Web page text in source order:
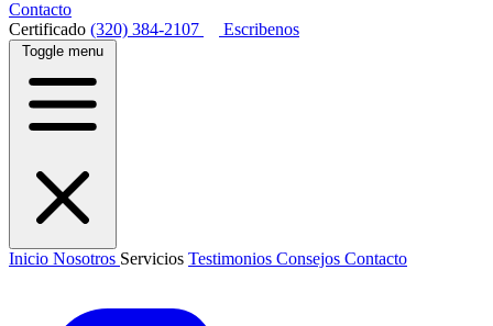
Contacto
Certificado (320) 384-2107 Escribenos
Toggle menu
Inicio Nosotros Servicios Testimonios Consejos Contacto